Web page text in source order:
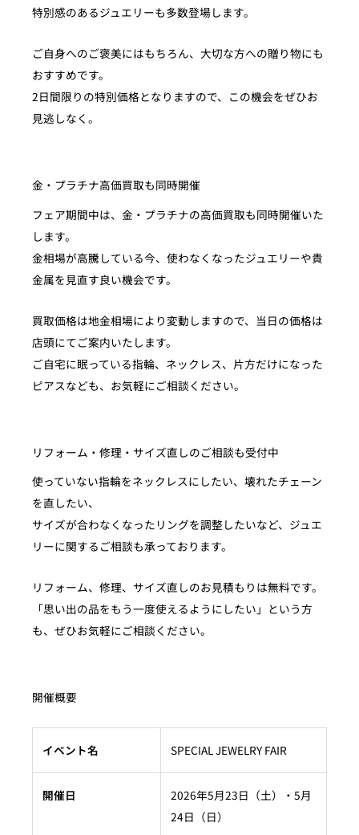
特別感のあるジュエリーも多数登場します。
ご自身へのご褒美にはもちろん、大切な方への贈り物にも
おすすめです。
2日間限りの特別価格となりますので、この機会をぜひお
見逃しなく。
金・プラチナ高価買取も同時開催
フェア期間中は、金・プラチナの高価買取も同時開催いた
します。
金相場が高騰している今、使わなくなったジュエリーや貴
金属を見直す良い機会です。
買取価格は地金相場により変動しますので、当日の価格は
店頭にてご案内いたします。
ご自宅に眠っている指輪、ネックレス、片方だけになった
ピアスなども、お気軽にご相談ください。
リフォーム・修理・サイズ直しのご相談も受付中
使っていない指輪をネックレスにしたい、壊れたチェーン
を直したい、
サイズが合わなくなったリングを調整したいなど、ジュエ
リーに関するご相談も承っております。
リフォーム、修理、サイズ直しのお見積もりは無料です。
「思い出の品をもう一度使えるようにしたい」という方
も、ぜひお気軽にご相談ください。
開催概要
イベント名 SPECIAL JEWELRY FAIR
開催日
2026年5月23日（土）・5月
24日（日）